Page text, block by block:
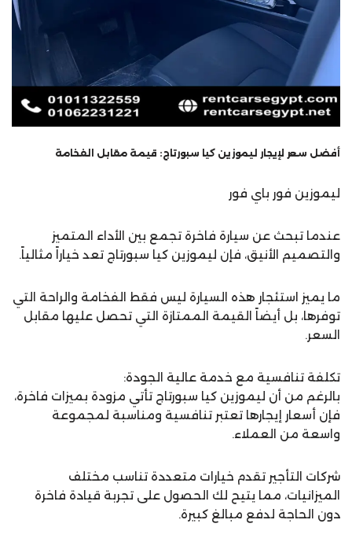
أفضل سعر لإيجار ليموزين كيا سبورتاج: قيمة مقابل الفخامة
ليموزين فور باي فور
عندما تبحث عن سيارة فاخرة تجمع بين الأداء المتميز
والتصميم الأنيق، فإن ليموزين كيا سبورتاج تعد خياراً مثالياً.
ما يميز استئجار هذه السيارة ليس فقط الفخامة والراحة التي
توفرها، بل أيضاً القيمة الممتازة التي تحصل عليها مقابل
السعر.
تكلفة تنافسية مع خدمة عالية الجودة:
بالرغم من أن ليموزين كيا سبورتاج تأتي مزودة بميزات فاخرة،
فإن أسعار إيجارها تعتبر تنافسية ومناسبة لمجموعة
واسعة من العملاء.
شركات التأجير تقدم خيارات متعددة تناسب مختلف
الميزانيات، مما يتيح لك الحصول على تجربة قيادة فاخرة
دون الحاجة لدفع مبالغ كبيرة.